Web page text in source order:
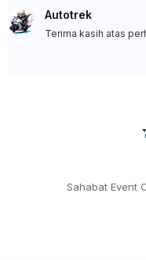
Autotrek
Terima kasih atas
Sahabat Event